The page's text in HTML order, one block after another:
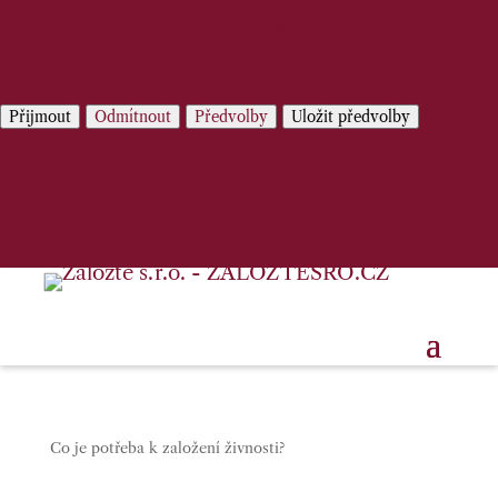
Přijmout Odmítnout Předvolby Uložit předvolby
Co je potřeba k založení živnosti?